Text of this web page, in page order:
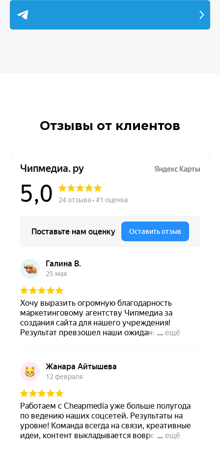
16
23 серия
серия
серия
28 серия
29 серия
серия
32 серия
33 серия
Отзывы от клиентов